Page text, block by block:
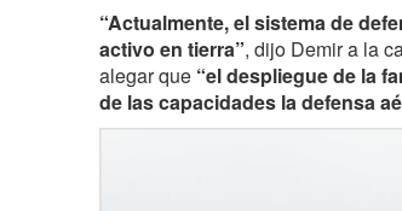
“Actualmente, el sistema de
activo en tierra”, dijo Demir a la
alegar que “el despliegue de la
de las capacidades la defensa